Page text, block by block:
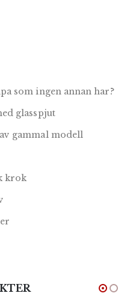
som ingen annan har?
glasspjut
gammal modell
krok